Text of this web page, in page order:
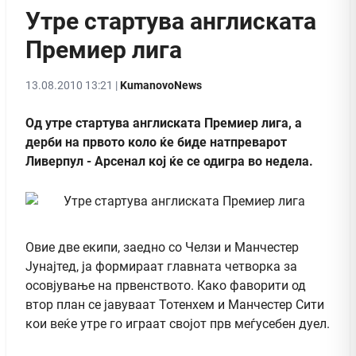
Утре стартува англиската
Премиер лига
13.08.2010 13:21 |KumanovoNews
Од утре стартува англиската Премиер лига, а
дерби на првото коло ќе биде натпреварот
Ливерпул - Арсенал кој ќе се одигра во недела.
Овие две екипи, заедно со Челзи и Манчестер
Јунајтед, ја формираат главната четворка за
осовјување на првенството. Како фаворити од
втор план се јавуваат Тотенхем и Манчестер Сити
кои веќе утре го играат својот прв меѓусебен дуел.